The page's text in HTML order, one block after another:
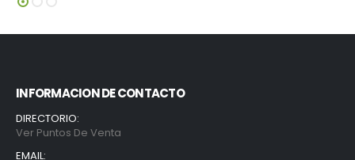
INFORMACION DE CONTACTO
DIRECTORIO:
Ver Puntos De Venta
EMAIL: